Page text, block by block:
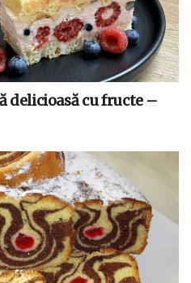
delicioasă cu fructe –